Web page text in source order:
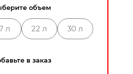
объем
л 22 л 30 л
в заказ